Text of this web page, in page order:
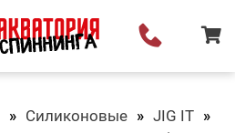
Силиконовые
JIG IT